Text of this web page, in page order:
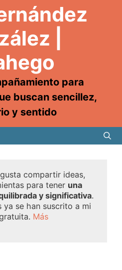
|
para
buscan sencillez,
y sentido
compartir ideas,
para tener una
y significativa.
ya se han suscrito a mi
Más